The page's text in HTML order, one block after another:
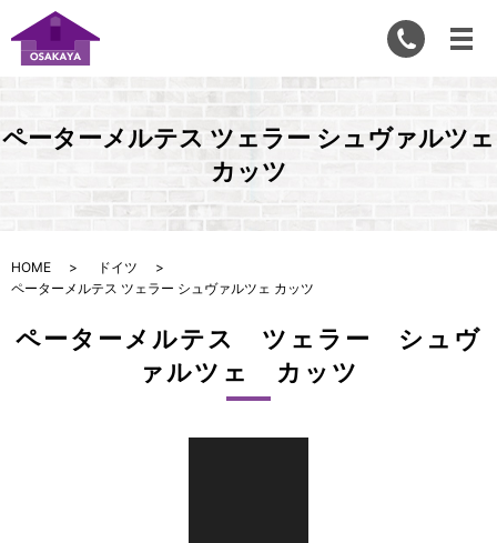
ペーターメルテス ツェラー シュヴァルツェ
カッツ
HOME
ドイツ
ペーターメルテス ツェラー シュヴァルツェ カッツ
ペーターメルテス ツェラー シュヴ
ァルツェ カッツ